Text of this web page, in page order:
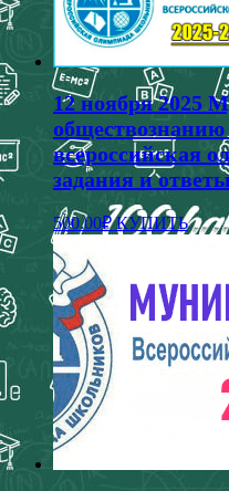
12 ноября 2025
обществознанию
всероссийская
задания и
500.00₽ КУПИТЬ